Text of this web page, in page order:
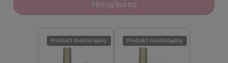
Filtruj/Sortuj
Produkt niedostępny Produkt niedostępny